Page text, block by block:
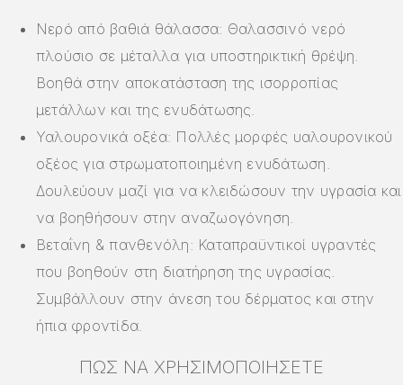
Νερό από βαθιά θάλασσα: Θαλασσινό νερό
πλούσιο σε μέταλλα για υποστηρικτική θρέψη.
Βοηθά στην αποκατάσταση της ισορροπίας
μετάλλων και της ενυδάτωσης.
Υαλουρονικά οξέα: Πολλές μορφές υαλουρονικού
οξέος για στρωματοποιημένη ενυδάτωση.
Δουλεύουν μαζί για να κλειδώσουν την υγρασία και
να βοηθήσουν στην αναζωογόνηση.
Βεταΐνη & πανθενόλη: Καταπραϋντικοί υγραντές
που βοηθούν στη διατήρηση της υγρασίας.
Συμβάλλουν στην άνεση του δέρματος και στην
ήπια φροντίδα.
ΠΏΣ ΝΑ ΧΡΗΣΙΜΟΠΟΙΉΣΕΤΕ